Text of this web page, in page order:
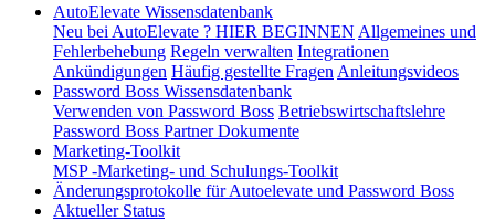
AutoElevate Wissensdatenbank
Neu bei AutoElevate ? HIER BEGINNEN Allgemeines und
Fehlerbehebung Regeln verwalten Integrationen
Ankündigungen Häufig gestellte Fragen Anleitungsvideos
Password Boss Wissensdatenbank
Verwenden von Password Boss Betriebswirtschaftslehre
Password Boss Partner Dokumente
Marketing-Toolkit
MSP -Marketing- und Schulungs-Toolkit
Änderungsprotokolle für Autoelevate und Password Boss
Aktueller Status